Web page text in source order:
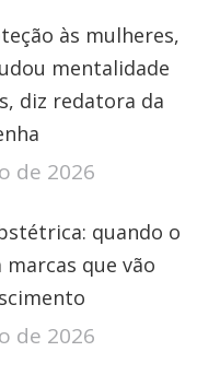
às mulheres,
mentalidade
diz redatora da
de 2026
quando o
que vão
de 2026